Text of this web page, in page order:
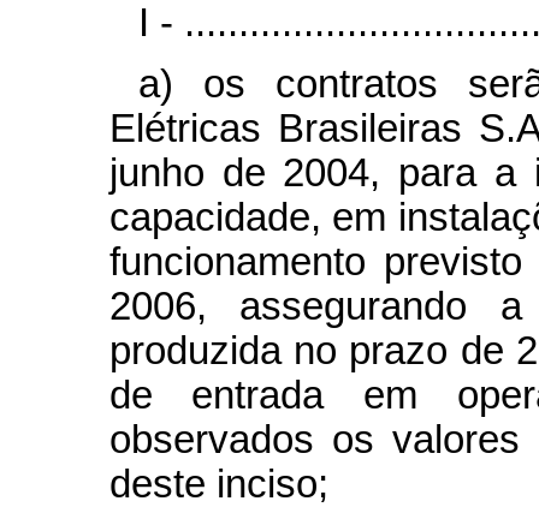
I -
a) os contratos
Elétricas Brasileiras
junho de 2004, para a
capacidade, em
funcionamento
2006, assegurando
produzida no prazo de
de entrada em
observados os
deste inciso;